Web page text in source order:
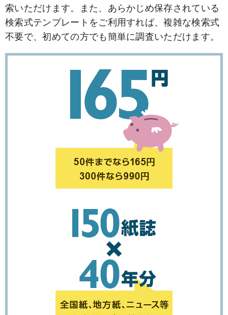
索いただけます。また、あらかじめ保存されている
検索式テンプレートをご利用すれば、複雑な検索式
不要で、初めての方でも簡単に調査いただけます。